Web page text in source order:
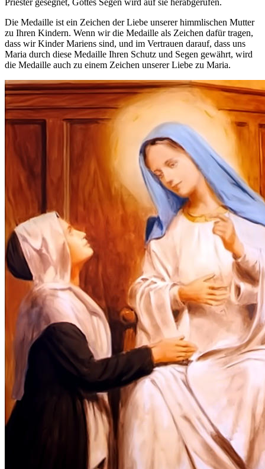
Die Medaille ist ein Zeichen der Liebe unserer himmlischen Mutter
zu Ihren Kindern. Wenn wir die Medaille als Zeichen dafür tragen,
dass wir Kinder Mariens sind, und im Vertrauen darauf, dass uns
Maria durch diese Medaille Ihren Schutz und Segen gewährt, wird
die Medaille auch zu einem Zeichen unserer Liebe zu Maria.